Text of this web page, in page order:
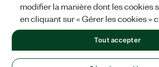
MENTIONS LÉGALES
les cookies
©NATIONAL INSTRUMENTS CORP. TOUS
modifier la manière dont les cookies
en cliquant sur « Gérer les cookies »
Tout accepter